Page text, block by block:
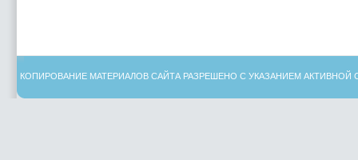
КОПИРОВАНИЕ МАТЕРИАЛОВ САЙТА РАЗРЕШЕНО С УКАЗАНИЕМ АКТИВНОЙ